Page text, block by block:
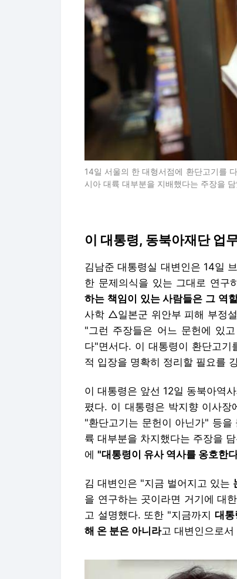
14일 서울의 한 대형서점에 환단고기를
시아 대륙 대부분을 지배했다는 주장을
이 대통령, 동북아재단 업
김남준 대통령실 대변인은 14일
한 문제의식을 있는 그대로 연구
하는 책임이 있는 사람들은 그 역
사학 △일본군 위안부 피해 부정
"그런 주장들은 어느 문헌에 있
다"면서다. 이 대통령이 환단고
적 입장을 명확히 정리할 필요를
이 대통령은 앞선 12일 동북아역
폈다. 이 대통령은 박지향 이사장
"환단고기는 문헌이 아닌가" 등
륙 대부분을 차지했다는 주장을
에 "대통령이 유사 역사를 옹호한
김 대변인은 "지금 벌어지고 있는
을 연구하는 곳이라면 거기에 대
고 설명했다. 또한 "지금까지 대통
해 온 분은 아니라고 대변인으로